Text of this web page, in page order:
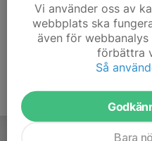
Vi använder oss av
webbplats ska
även för
förbättra
Så
Bara